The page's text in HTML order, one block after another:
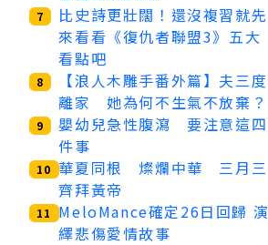
7
比史詩更壯闊！還沒複習就先
來看看《復仇者聯盟3》五大
看點吧
8
【浪人木雕手番外篇】夫三度
離家 她為何不生氣不放棄？
9
嬰幼兒急性腹瀉 要注意這四
件事
10 華夏同根 燦爛中華 三月三
齊拜黃帝
11
MeloMance確定26日回歸 演
繹悲傷愛情故事